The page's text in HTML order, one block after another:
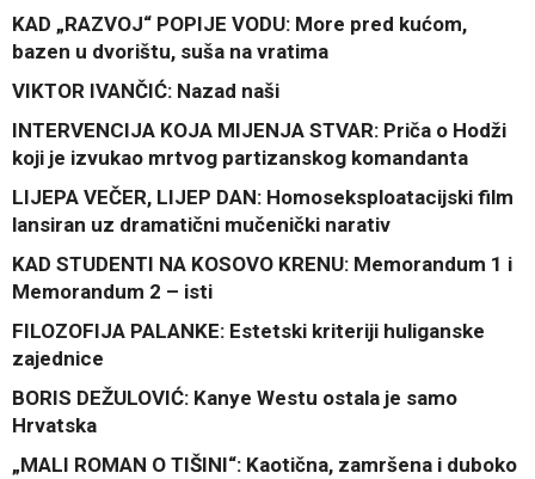
KAD „RAZVOJ“ POPIJE VODU: More pred kućom,
bazen u dvorištu, suša na vratima
VIKTOR IVANČIĆ: Nazad naši
INTERVENCIJA KOJA MIJENJA STVAR: Priča o Hodži
koji je izvukao mrtvog partizanskog komandanta
LIJEPA VEČER, LIJEP DAN: Homoseksploatacijski film
lansiran uz dramatični mučenički narativ
KAD STUDENTI NA KOSOVO KRENU: Memorandum 1 i
Memorandum 2 – isti
FILOZOFIJA PALANKE: Estetski kriteriji huliganske
zajednice
BORIS DEŽULOVIĆ: Kanye Westu ostala je samo
Hrvatska
„MALI ROMAN O TIŠINI“: Kaotična, zamršena i duboko